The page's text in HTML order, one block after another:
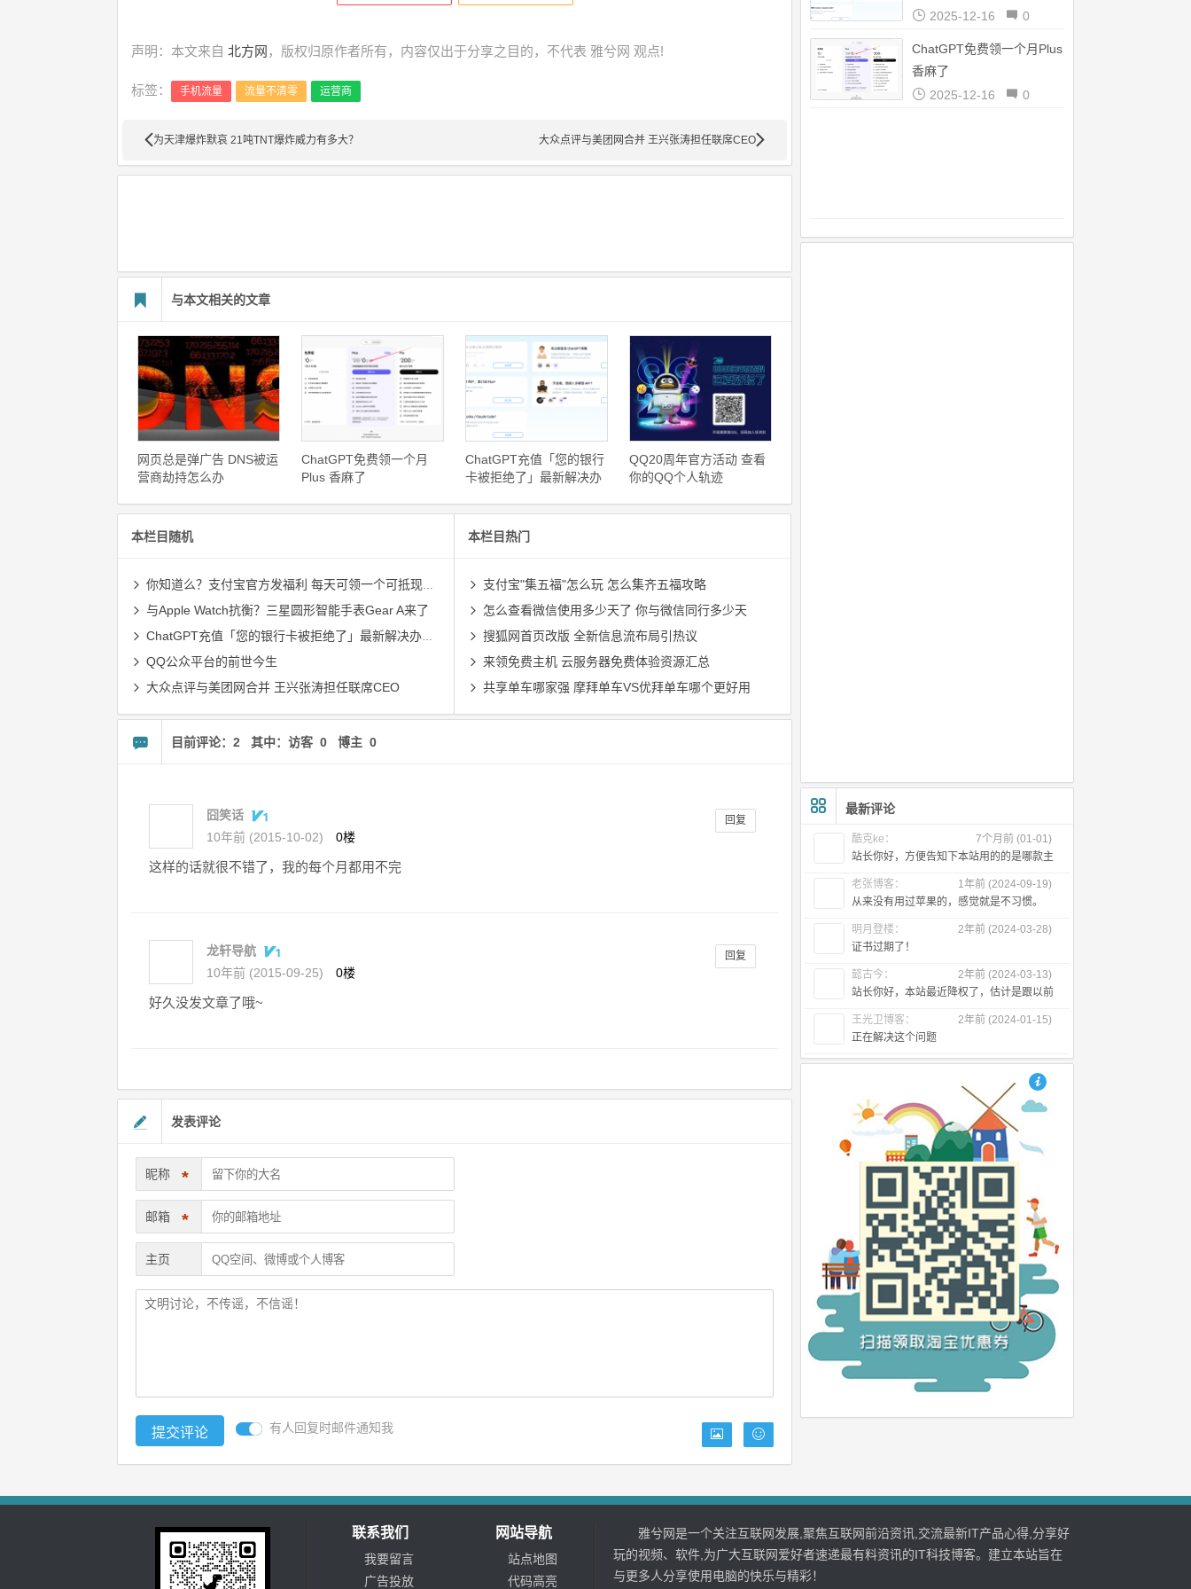
声明：本文来自 北方网 ，版权归原作者所有，内容仅出于分享之目的，不代表 雅兮网 观点!
标签： 手机流量 流量不清零 运营商
大众点评与美团网合并 王兴张涛担任联席CEO
为天津爆炸默哀 21吨TNT爆炸威力有多大？
与本文相关的文章
网页总是弹广告 DNS被运
营商劫持怎么办
ChatGPT免费领一个月
Plus 香麻了
ChatGPT充值「您的银行
卡被拒绝了」最新解决办
QQ20周年官方活动 查看
你的QQ个人轨迹
本栏目随机
你知道么？支付宝官方发福利 每天可领一个可抵现红包
与Apple Watch抗衡？三星圆形智能手表Gear A来了
ChatGPT充值「您的银行卡被拒绝了」最新解决办法（2025/12/16）
QQ公众平台的前世今生
大众点评与美团网合并 王兴张涛担任联席CEO
本栏目热门
支付宝"集五福"怎么玩 怎么集齐五福攻略
怎么查看微信使用多少天了 你与微信同行多少天
搜狐网首页改版 全新信息流布局引热议
来领免费主机 云服务器免费体验资源汇总
共享单车哪家强 摩拜单车VS优拜单车哪个更好用
目前评论：2 其中：访客 0 博主 0
囧笑话
10年前 (2015-10-02)
0楼
回复
这样的话就很不错了，我的每个月都用不完
龙轩导航
10年前 (2015-09-25)
0楼
回复
好久没发文章了哦~
发表评论
昵称 *
邮箱 *
主页
有人回复时邮件通知我
（2025/12/16）
2025-12-16 0
ChatGPT免费领一个月Plus
香麻了
2025-12-16
0
最新评论
酷克ke：
7个月前 (01-01)
站长你好，方便告知下本站用的的是哪款主
老张博客：
1年前 (2024-09-19)
从来没有用过苹果的，感觉就是不习惯。
明月登楼：
2年前 (2024-03-28)
证书过期了！
懿古今：
2年前 (2024-03-13)
站长你好，本站最近降权了，估计是跟以前
王光卫博客：
2年前 (2024-01-15)
正在解决这个问题
也想出现在这里？联系我们吧
联系我们
我要留言
广告投放
网站导航
站点地图
代码高亮
雅兮网是一个关注互联网发展,聚焦互联网前沿资讯,交流最新IT产品心得,分享好
玩的视频、软件,为广大互联网爱好者速递最有料资讯的IT科技博客。建立本站旨在
与更多人分享使用电脑的快乐与精彩！